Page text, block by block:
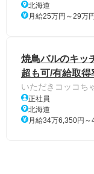
北海道
月給25万円～29万
焼鳥バルのキッ
超も可/有給取得
いただきコッコち
正社員
北海道
月給34万6,350円